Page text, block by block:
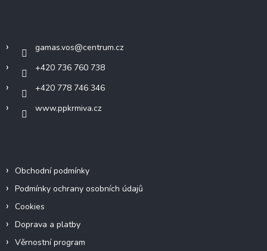
gamas.vos@centrum.cz
+420 736 760 738
+420 778 746 346
www.ppkrmiva.cz
Obchodní podmínky
Podmínky ochrany osobních údajů
Cookies
Doprava a platby
Věrnostní program